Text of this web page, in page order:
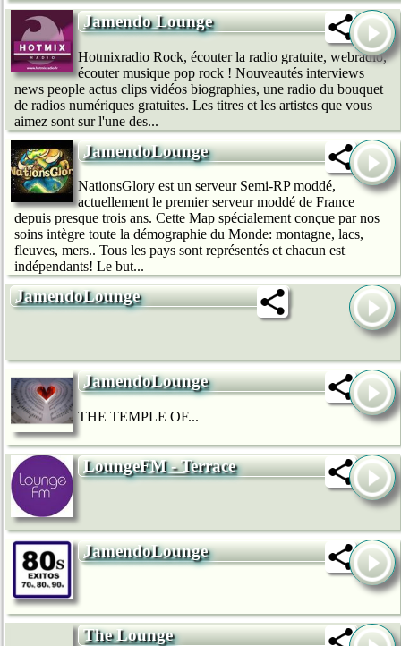
Jamendo Lounge
Hotmixradio Rock, écouter la radio gratuite, webradio,
écouter musique pop rock ! Nouveautés interviews
news people actus clips vidéos biographies, une radio du bouquet
de radios numériques gratuites. Les titres et les artistes que vous
aimez sont sur l'une des...
JamendoLounge
NationsGlory est un serveur Semi-RP moddé,
actuellement le premier serveur moddé de France
depuis presque trois ans. Cette Map spécialement conçue par nos
soins intègre toute la démographie du Monde: montagne, lacs,
fleuves, mers.. Tous les pays sont représentés et chacun est
indépendants! Le but...
JamendoLounge
JamendoLounge
THE TEMPLE OF...
LoungeFM - Terrace
JamendoLounge
The Lounge